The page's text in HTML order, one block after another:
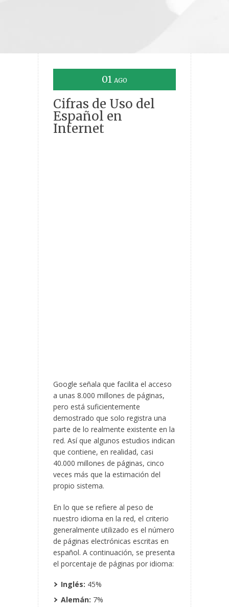
01 AGO
Cifras de Uso del
Español en
Internet
Google señala que facilita el acceso
a unas 8.000 millones de páginas,
pero está suficientemente
demostrado que solo registra una
parte de lo realmente existente en la
red. Así que algunos estudios indican
que contiene, en realidad, casi
40.000 millones de páginas, cinco
veces más que la estimación del
propio sistema.
En lo que se refiere al peso de
nuestro idioma en la red, el criterio
generalmente utilizado es el número
de páginas electrónicas escritas en
español. A continuación, se presenta
el porcentaje de páginas por idioma:
Inglés: 45%
Alemán: 7%